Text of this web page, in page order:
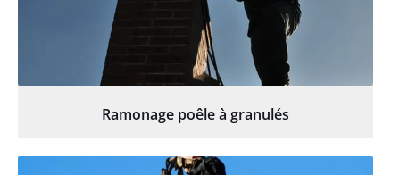
Ramonage poêle à granulés